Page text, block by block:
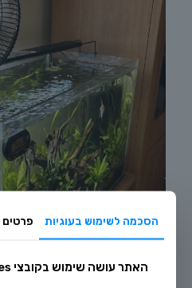
הסכמה לשימוש בעוגיות פרטים
האתר עושה שימוש בקובצי Cookies